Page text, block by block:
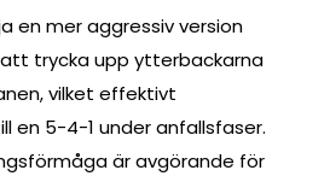
en mer aggressiv version
trycka upp ytterbackarna
vilket effektivt
en 5-4-1 under anfallsfaser.
är avgörande för